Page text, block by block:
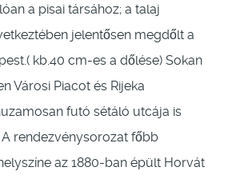
a pisai társához; a talaj
jelentősen megdőlt a
kb.40 cm-es a dőlése) Sokan
Városi Piacot és Rijeka
futó sétáló utcája is
rendezvénysorozat főbb
az 1880-ban épült Horvát